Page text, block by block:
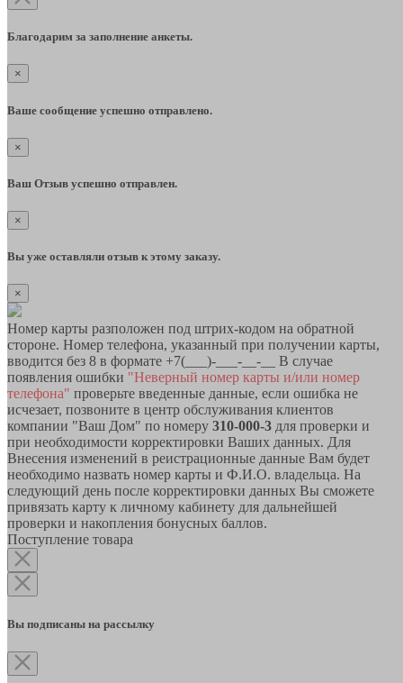
Благодарим за заполнение анкеты.
×
Ваше сообщение успешно отправлено.
×
Ваш Отзыв успешно отправлен.
×
Вы уже оставляли отзыв к этому заказу.
×
Номер карты разположен под штрих-кодом на обратной
стороне. Номер телефона, указанный при получении карты,
вводится без 8 в формате +7(___)-___-__-__ В случае
появления ошибки "Неверный номер карты и/или номер
телефона" проверьте введенные данные, если ошибка не
исчезает, позвоните в центр обслуживания клиентов
компании "Ваш Дом" по номеру 310-000-3 для проверки и
при необходимости корректировки Ваших данных. Для
Внесения изменений в реистрационные данные Вам будет
необходимо назвать номер карты и Ф.И.О. владельца. На
следующий день после корректировки данных Вы сможете
привязать карту к личному кабинету для дальнейшей
проверки и накопления бонусных баллов.
Поступление товара
Вы подписаны на рассылку